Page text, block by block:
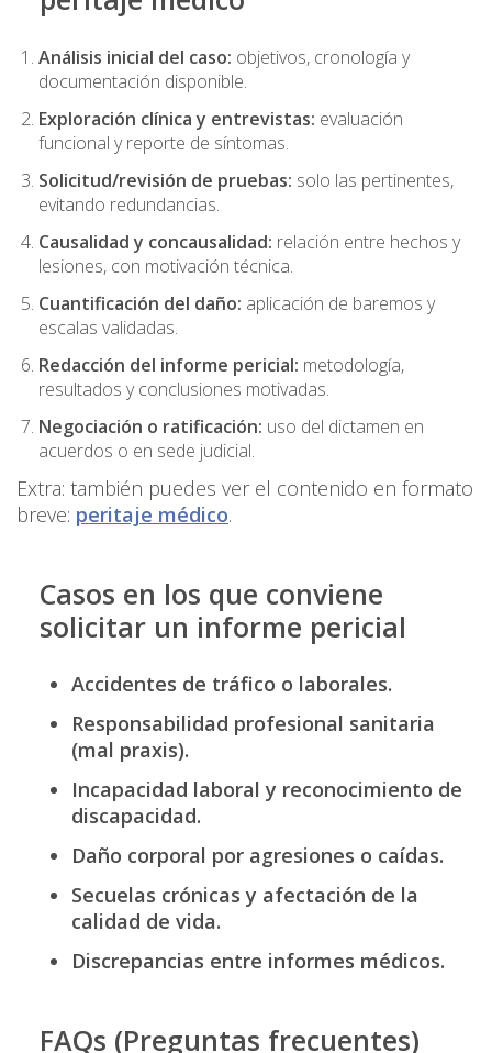
Análisis inicial del caso: objetivos, cronología y
documentación disponible.
Exploración clínica y entrevistas: evaluación
funcional y reporte de síntomas.
Solicitud/revisión de pruebas: solo las pertinentes,
evitando redundancias.
Causalidad y concausalidad: relación entre hechos y
lesiones, con motivación técnica.
Cuantificación del daño: aplicación de baremos y
escalas validadas.
Redacción del informe pericial: metodología,
resultados y conclusiones motivadas.
Negociación o ratificación: uso del dictamen en
acuerdos o en sede judicial.
Extra: también puedes ver el contenido en formato
breve: peritaje médico.
Casos en los que conviene
solicitar un informe pericial
Accidentes de tráfico o laborales.
Responsabilidad profesional sanitaria
(mal praxis).
Incapacidad laboral y reconocimiento de
discapacidad.
Daño corporal por agresiones o caídas.
Secuelas crónicas y afectación de la
calidad de vida.
Discrepancias entre informes médicos.
FAQs (Preguntas frecuentes)